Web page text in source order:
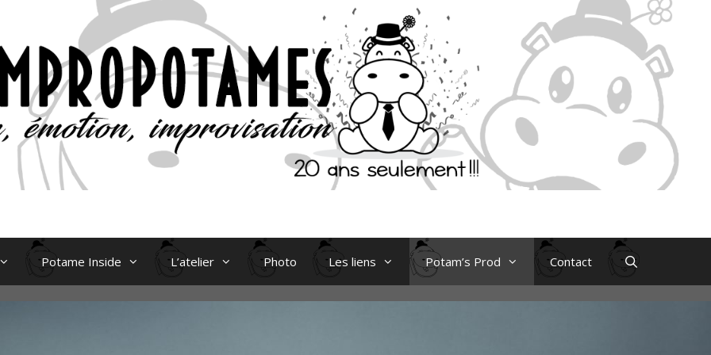
Potame Inside L’atelier Photo Les liens Potam’s Prod Contact